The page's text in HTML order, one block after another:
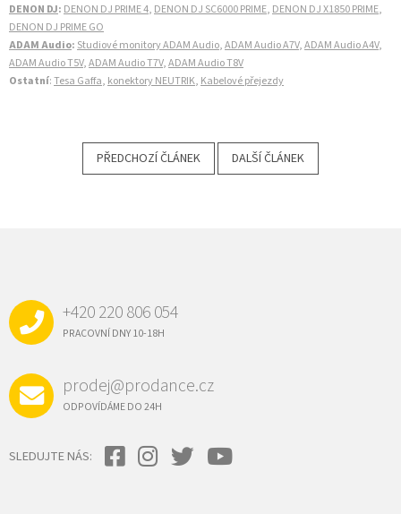
DENON DJ: DENON DJ PRIME 4, DENON DJ SC6000 PRIME, DENON DJ X1850 PRIME,
DENON DJ PRIME GO
ADAM Audio: Studiové monitory ADAM Audio,ADAM Audio A7V,ADAM Audio A4V,
ADAM Audio T5V,ADAM Audio T7V,ADAM Audio T8V
Ostatní:Tesa Gaffa, konektory NEUTRIK, Kabelové přejezdy
PŘEDCHOZÍ ČLÁNEK DALŠÍ ČLÁNEK
+420 220 806 054
PRACOVNÍ DNY 10-18H
prodej@prodance.cz
ODPOVÍDÁME DO 24H
SLEDUJTE NÁS: